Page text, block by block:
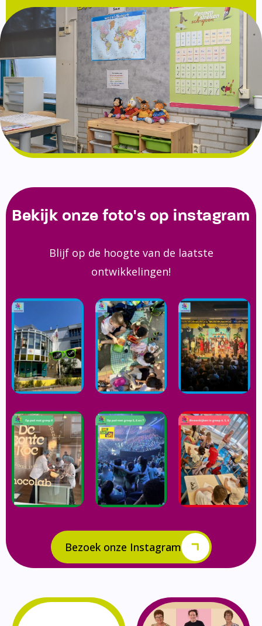
Bekijk onze foto's op instagram
Blijf op de hoogte van de laatste
ontwikkelingen!
Bezoek onze Instagram